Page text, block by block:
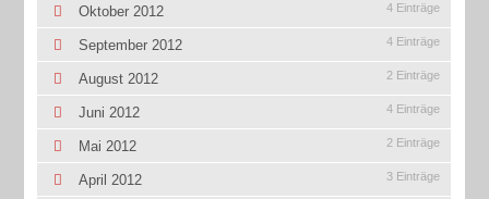
Oktober 2012 4 Einträge
September 2012 4 Einträge
August 2012 2 Einträge
Juni 2012 4 Einträge
Mai 2012 2 Einträge
April 2012 3 Einträge